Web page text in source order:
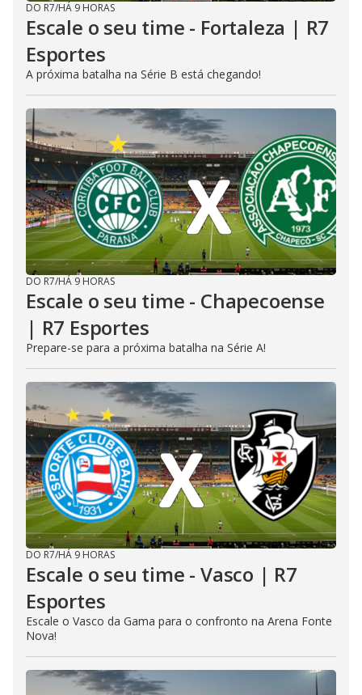
DO R7/HÁ 9 HORAS
Escale o seu time - Fortaleza | R7
Esportes
A próxima batalha na Série B está chegando!
DO R7/HÁ 9 HORAS
Escale o seu time - Chapecoense
| R7 Esportes
Prepare-se para a próxima batalha na Série A!
DO R7/HÁ 9 HORAS
Escale o seu time - Vasco | R7
Esportes
Escale o Vasco da Gama para o confronto na Arena Fonte
Nova!